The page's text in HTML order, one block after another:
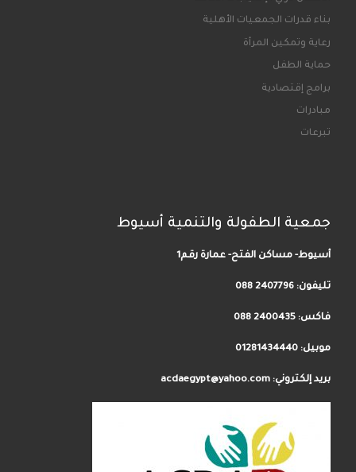
بناء قدرات الجمعيات الأهلية
رعاية وتمكين المرأة
حماية الطفل
برامج إقتصادية
مبادرات
تبرعات
جمعية الطفولة والتنمية أسيوط
أسيوط- مساكن الفتح- عمارة رقم1
تليفون: 2407796 088
فاكس: 2400435 088
موبيل: 01281434440
بريد إلكتروني: acdaegypt@yahoo.com